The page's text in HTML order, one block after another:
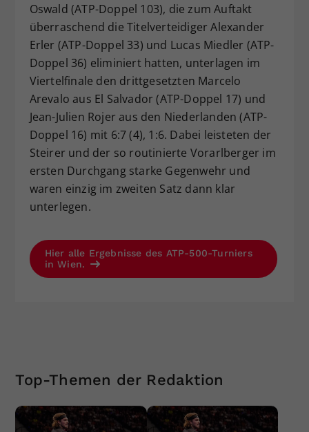
Oswald (ATP-Doppel 103), die zum Auftakt
überraschend die Titelverteidiger Alexander
Erler (ATP-Doppel 33) und Lucas Miedler (ATP-
Doppel 36) eliminiert hatten, unterlagen im
Viertelfinale den drittgesetzten Marcelo
Arevalo aus El Salvador (ATP-Doppel 17) und
Jean-Julien Rojer aus den Niederlanden (ATP-
Doppel 16) mit 6:7 (4), 1:6. Dabei leisteten der
Steirer und der so routinierte Vorarlberger im
ersten Durchgang starke Gegenwehr und
waren einzig im zweiten Satz dann klar
unterlegen.
Hier alle Ergebnisse des ATP-500-Turniers
in Wien.
Top-Themen der Redaktion